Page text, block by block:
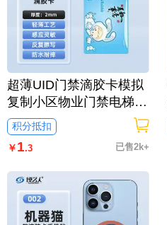
超薄UID门禁滴胶卡模拟
复制小区物业门禁电梯IC
卡 刷电梯卡考勤卡刷卡/
十二生肖兔
积分抵扣
￥1.3 已售2k+